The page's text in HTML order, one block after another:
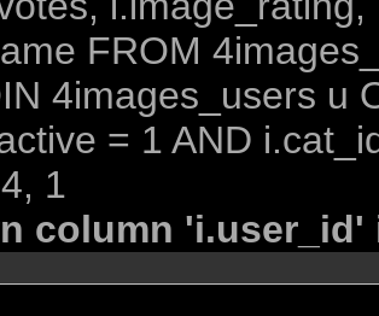
FROM
4images_users u
= 1 AND
1
column